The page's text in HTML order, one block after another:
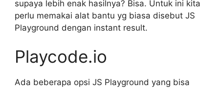
supaya lebih enak hasilnya? Bisa. Untuk ini kita
perlu memakai alat bantu yg biasa disebut JS
Playground dengan instant result.
Playcode.io
Ada beberapa opsi JS Playground yang bisa